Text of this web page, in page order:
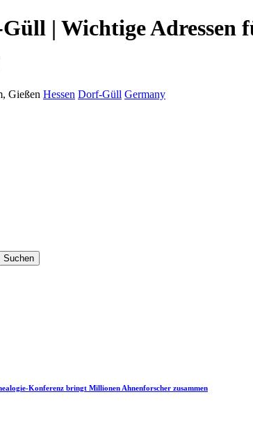
| Wichtige Adressen
Gießen Hessen Dorf-Güll Germany
Suchen
Konferenz bringt Millionen Ahnenforscher zusammen